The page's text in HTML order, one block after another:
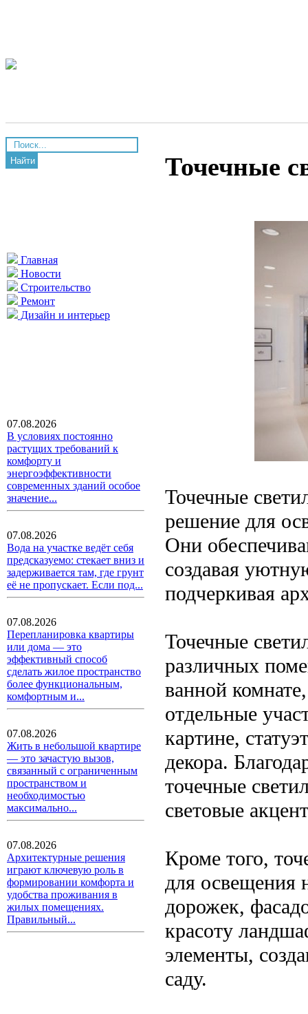
Найти
Главная
Новости
Строительство
Ремонт
Дизайн и интерьер
07.08.2026
В условиях постоянно
растущих требований к
комфорту и
энергоэффективности
современных зданий особое
значение...
07.08.2026
Вода на участке ведёт себя
предсказуемо: стекает вниз и
задерживается там, где грунт
её не пропускает. Если под...
07.08.2026
Перепланировка квартиры
или дома — это
эффективный способ
сделать жилое пространство
более функциональным,
комфортным и...
07.08.2026
Жить в небольшой квартире
— это зачастую вызов,
связанный с ограниченным
пространством и
необходимостью
максимально...
07.08.2026
Архитектурные решения
играют ключевую роль в
формировании комфорта и
удобства проживания в
жилых помещениях.
Правильный...
Точечные
Точечные
решение для
Они
создавая
подчеркивая
Точечные
различных
ванной
отдельные
картине,
декора.
точечные
световые
Кроме того,
для освещения
дорожек,
красоту
элементы,
саду.